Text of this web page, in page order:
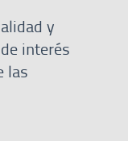
y
interés
las